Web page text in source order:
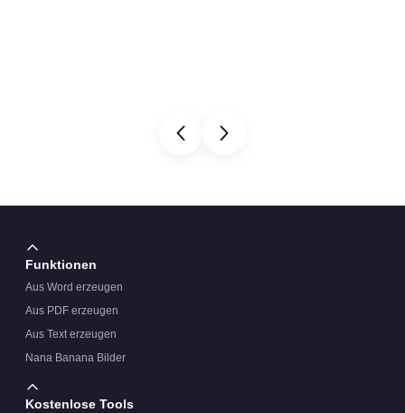
Funktionen
Aus Word erzeugen
Aus PDF erzeugen
Aus Text erzeugen
Nana Banana Bilder
Kostenlose Tools